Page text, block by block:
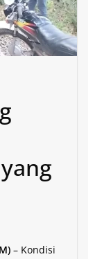
– Kondisi